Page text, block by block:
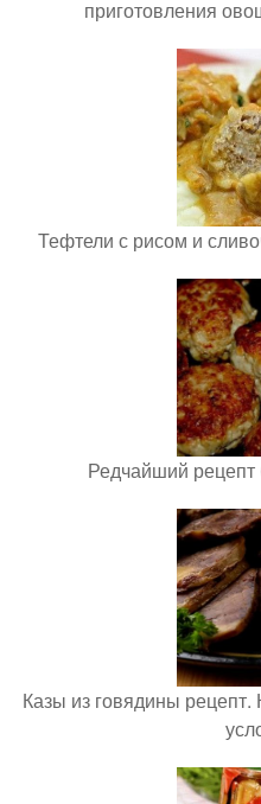
приготовления
Тефтели с рисом и
Редчайший рецепт
Казы из говядины